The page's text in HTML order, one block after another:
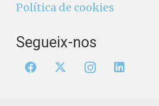
Política de cookies
Segueix-nos